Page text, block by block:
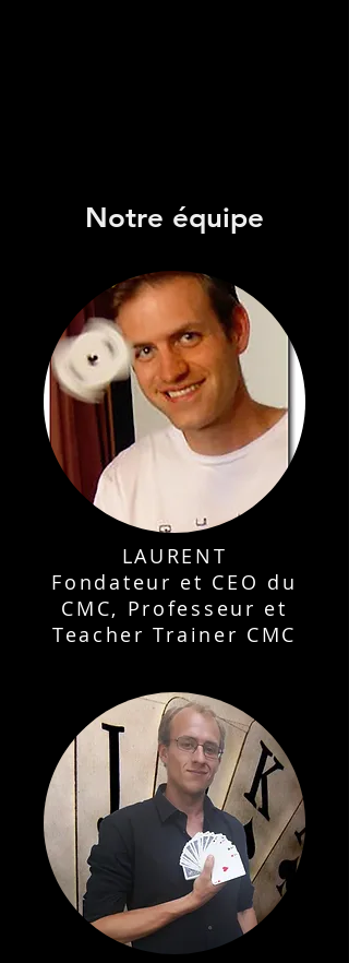
Notre équipe
LAURENT
Fondateur et CEO du
CMC, Professeur et
Teacher Trainer CMC